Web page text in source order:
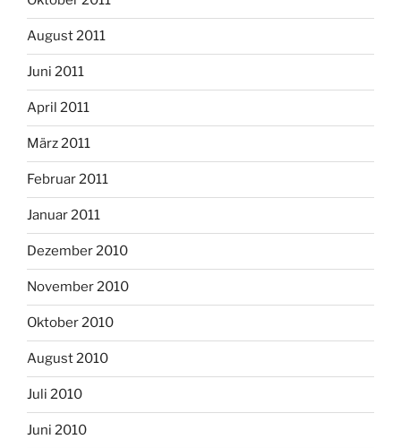
August 2011
Juni 2011
April 2011
März 2011
Februar 2011
Januar 2011
Dezember 2010
November 2010
Oktober 2010
August 2010
Juli 2010
Juni 2010